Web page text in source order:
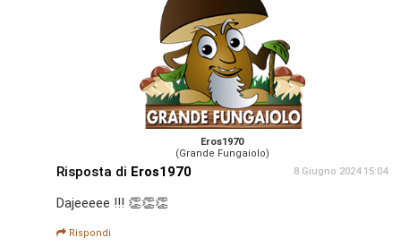
Eros1970
(Grande Fungaiolo)
Risposta di Eros1970 8 Giugno 2024 15:04
Dajeeeee !!! 👏👏👏
Rispondi